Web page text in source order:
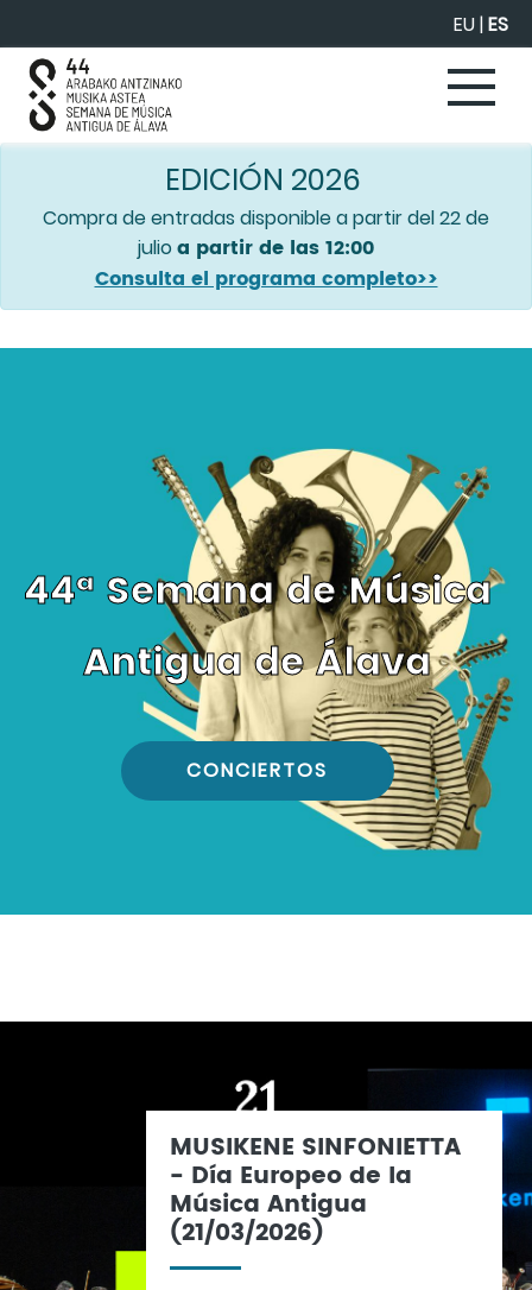
EU|ES
EDICIÓN 2026
Compra de entradas disponible a partir del 22 de
julio a partir de las 12:00
Consulta el programa completo>>
44ª Semana de Música
Antigua de Álava
CONCIERTOS
MUSIKENE SINFONIETTA
- Día Europeo de la
Música Antigua
(21/03/2026)